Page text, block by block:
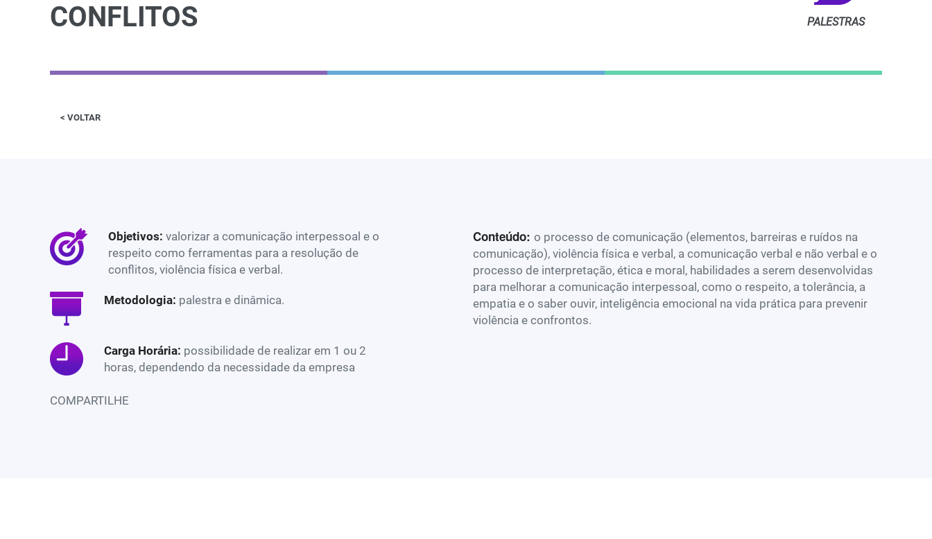
CONFLITOS
PALESTRAS
< VOLTAR
Objetivos: valorizar a comunicação interpessoal e o
respeito como ferramentas para a resolução de
conflitos, violência física e verbal.
Metodologia: palestra e dinâmica.
Carga Horária: possibilidade de realizar em 1 ou 2
horas, dependendo da necessidade da empresa
COMPARTILHE
Conteúdo: o processo de comunicação (elementos, barreiras e ruídos na
comunicação), violência física e verbal, a comunicação verbal e não verbal e o
processo de interpretação, ética e moral, habilidades a serem desenvolvidas
para melhorar a comunicação interpessoal, como o respeito, a tolerância, a
empatia e o saber ouvir, inteligência emocional na vida prática para prevenir
violência e confrontos.